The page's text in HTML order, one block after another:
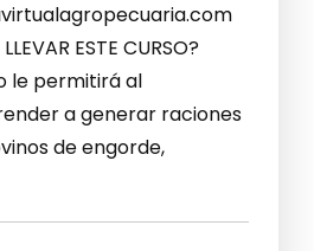
ESTE CURSO?
le permitirá al
a generar raciones
de engorde,